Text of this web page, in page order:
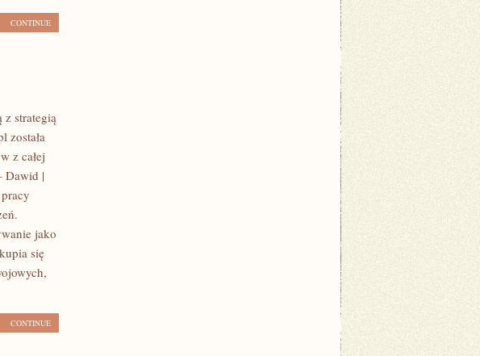
CONTINUE
z strategią
została
z całej
Dawid |
jako
się
CONTINUE